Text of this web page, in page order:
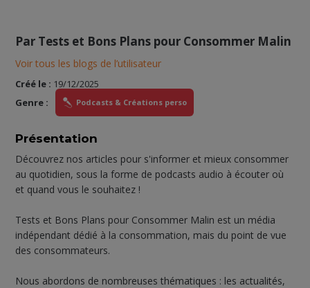
Par Tests et Bons Plans pour Consommer Malin
Voir tous les blogs de l’utilisateur
Créé le : 19/12/2025
Genre :
Podcasts & Créations perso
Présentation
Découvrez nos articles pour s'informer et mieux consommer
au quotidien, sous la forme de podcasts audio à écouter où
et quand vous le souhaitez !
Tests et Bons Plans pour Consommer Malin est un média
indépendant dédié à la consommation, mais du point de vue
des consommateurs.
Nous abordons de nombreuses thématiques : les actualités,